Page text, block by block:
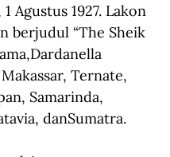
1 Agustus 1927. Lakon
berjudul “The Sheik
Ternate,
Samarinda,
danSumatra.